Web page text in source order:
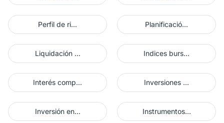
Perfil de ri... Planificació...
Liquidación ... Indices burs...
Interés comp... Inversiones ...
Inversión en... Instrumentos...